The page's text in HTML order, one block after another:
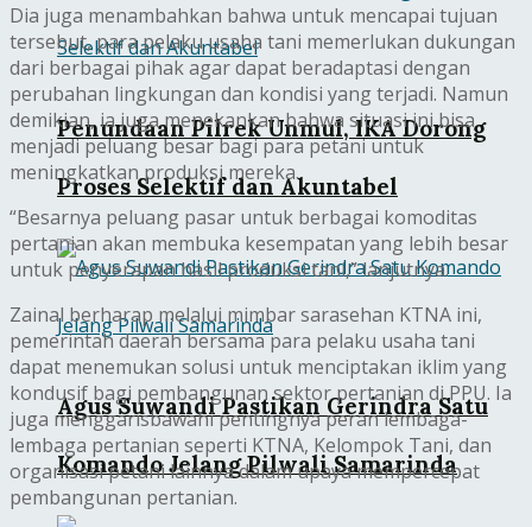
Penundaan Pilrek Unmul, IKA Dorong
Proses Selektif dan Akuntabel
Agus Suwandi Pastikan Gerindra Satu
Komando Jelang Pilwali Samarinda
Dia juga menambahkan bahwa untuk mencapai tujuan
tersebut, para pelaku usaha tani memerlukan dukungan
dari berbagai pihak agar dapat beradaptasi dengan
perubahan lingkungan dan kondisi yang terjadi. Namun
demikian, ia juga menekankan bahwa situasi ini bisa
menjadi peluang besar bagi para petani untuk
meningkatkan produksi mereka.
“Besarnya peluang pasar untuk berbagai komoditas
pertanian akan membuka kesempatan yang lebih besar
untuk penyerapan hasil produksi tani,” lanjutnya.
Zainal berharap melalui mimbar sarasehan KTNA ini,
pemerintah daerah bersama para pelaku usaha tani
dapat menemukan solusi untuk menciptakan iklim yang
kondusif bagi pembangunan sektor pertanian di PPU. Ia
juga menggarisbawahi pentingnya peran lembaga-
lembaga pertanian seperti KTNA, Kelompok Tani, dan
organisasi petani lainnya dalam upaya mempercepat
pembangunan pertanian.